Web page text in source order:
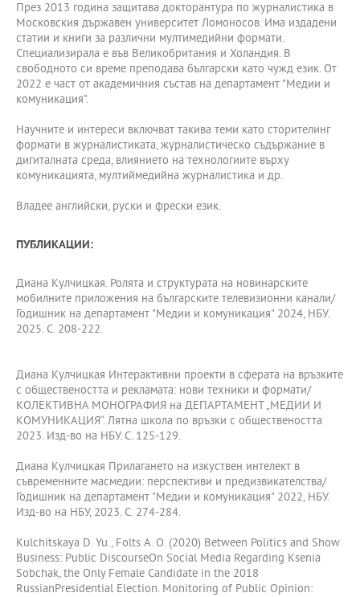
През 2013 година защитава докторантура по журналистика в
Московския държавен университет Ломоносов. Има издадени
статии и книги за различни мултимедийни формати.
Специализирала е във Великобритания и Холандия. В
свободното си време преподава български като чужд език. От
2022 е част от академичния състав на департамент "Медии и
комуникация".
Научните и интереси включват такива теми като сторителинг
формати в журналистиката, журналистическо съдържание в
дигиталната среда, влиянието на технологиите върху
комуникацията, мултиймедийна журналистика и др.
Владее английски, руски и фрески език.
ПУБЛИКАЦИИ:
Диана Кулчицкая. Ролята и структурата на новинарските
мобилните приложения на българските телевизионни канали/
Годишник на департамент "Медии и комуникация" 2024, НБУ.
2025. С. 208-222.
Диана Кулчицкая Интерактивни проекти в сферата на връзките
с обществеността и рекламата: нови техники и формати/
КОЛЕКТИВНА МОНОГРАФИЯ на ДЕПАРТАМЕНТ „МЕДИИ И
КОМУНИКАЦИЯ“. Лятна школа по връзки с обществеността
2023. Изд-во на НБУ. С. 125-129.
Диана Кулчицкая Прилагането на изкуствен интелект в
съвременните масмедии: перспективи и предизвикателства/
Годишник на департамент "Медии и комуникация" 2022, НБУ.
Изд-во на НБУ, 2023. С. 274-284.
Kulchitskaya D. Yu., Folts A. O. (2020) Between Politics and Show
Business: Public DiscourseOn Social Media Regarding Ksenia
Sobchak, the Only Female Candidate in the 2018
RussianPresidential Election. Monitoring of Public Opinion: